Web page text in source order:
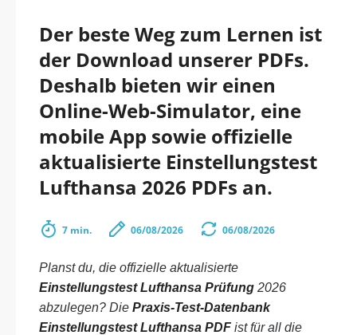
Der beste Weg zum Lernen ist
der Download unserer PDFs.
Deshalb bieten wir einen
Online-Web-Simulator, eine
mobile App sowie offizielle
aktualisierte Einstellungstest
Lufthansa 2026 PDFs an.
7 min. 06/08/2026 06/08/2026
Planst du, die offizielle aktualisierte
Einstellungstest Lufthansa Prüfung 2026
abzulegen? Die Praxis-Test-Datenbank
Einstellungstest Lufthansa PDF ist für all die